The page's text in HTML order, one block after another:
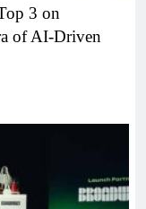
3 on
of AI-Driven